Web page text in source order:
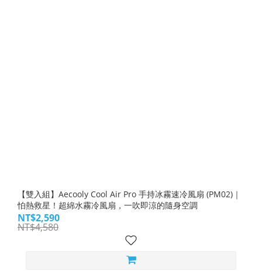
【雙入組】Aecooly Cool Air Pro 手持冰霧速冷風扇 (PM02)｜
怕熱救星！超綿水霧冷風扇，一吹即涼的隨身空調
NT$2,590
NT$4,580